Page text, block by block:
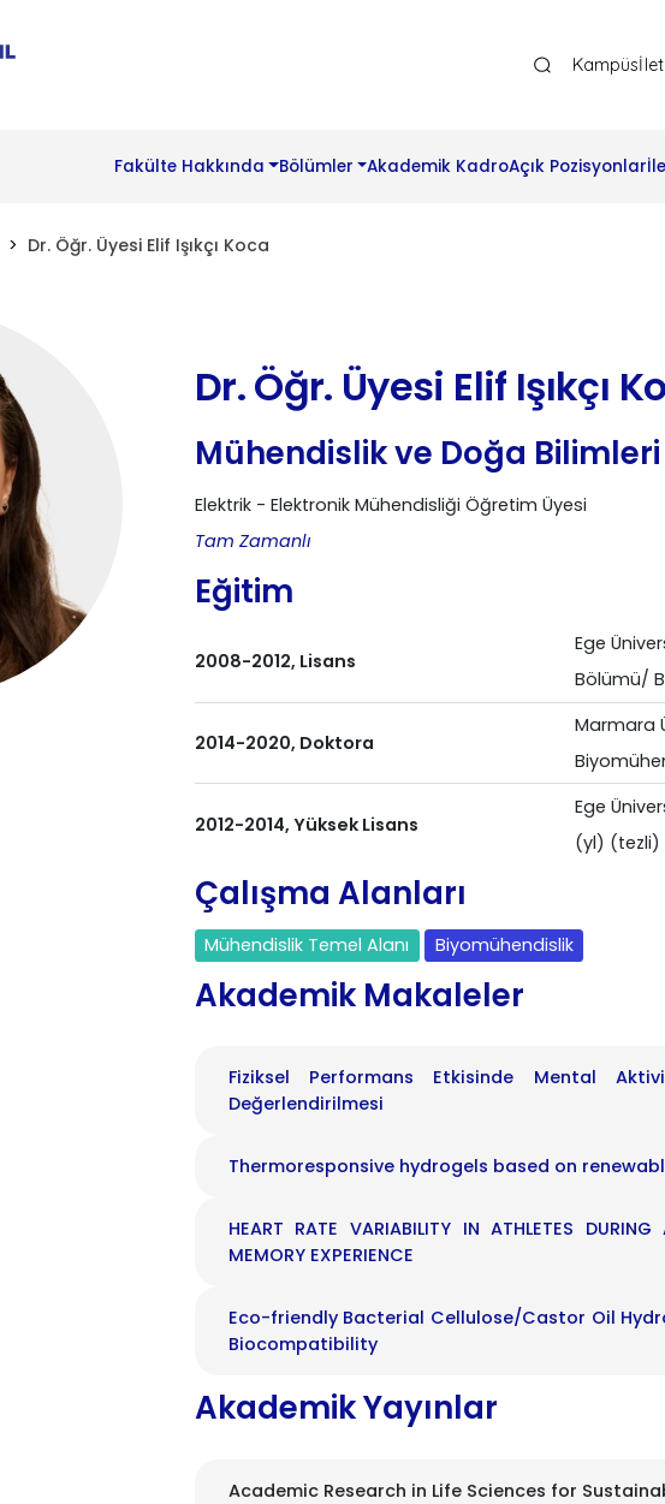
Ana Gezinti Menüsü Üst
Kampüs
Fakülte Hakkında Bölümler Akademik KadroAçık Pozisyonlar
Dr. Öğr. Üyesi Elif Işıkçı Koca
Dr. Öğr. Üyesi Elif Işıkçı
Mühendislik ve Doğa
Elektrik - Elektronik Mühendisliği Öğretim Üyesi
Tam Zamanlı
Eğitim
2008-2012, Lisans
Ege
Bölümü/
2014-2020, Doktora
Marmara
2012-2014, Yüksek Lisans
Ege
(yl) (tezli)
Çalışma Alanları
Mühendislik Temel Alanı Biyomühendislik
Akademik Makaleler
Fiziksel Performans Etkisinde Mental
Değerlendirilmesi
Thermoresponsive hydrogels based on
HEART RATE VARIABILITY IN ATHLETES
MEMORY EXPERIENCE
Eco-friendly Bacterial Cellulose/Castor Oil
Biocompatibility
Akademik Yayınlar
Academic Research in Life Sciences for